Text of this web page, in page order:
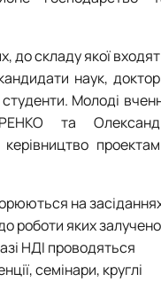
до складу якої
наук,
Молоді
та
на
роботи яких залучено
НДІ проводяться
семінари, круглі